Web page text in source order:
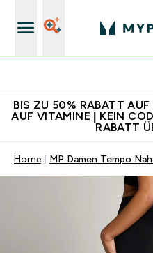
BIS ZU 50% RABATT AUF
AUF VITAMINE | KEIN
RABATT
Home MP Damen Tempo